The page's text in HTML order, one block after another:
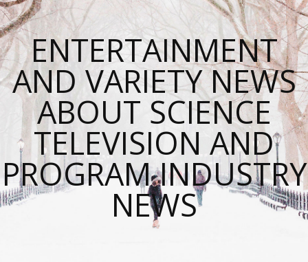
ENTERTAINMENT
AND VARIETY NEWS
ABOUT SCIENCE
TELEVISION AND
PROGRAM INDUSTRY
NEWS